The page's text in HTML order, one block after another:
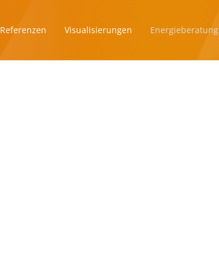
Referenzen Visualisierungen Energieberatung